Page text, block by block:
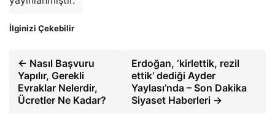
İlginizi Çekebilir
← Nasıl Başvuru
Yapılır, Gerekli
Evraklar Nelerdir,
Ücretler Ne Kadar?
Erdoğan, ‘kirlettik, rezil
ettik’ dediği Ayder
Yaylası’nda – Son Dakika
Siyaset Haberleri →